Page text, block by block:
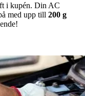
i kupén. Din AC
med upp till 200 g